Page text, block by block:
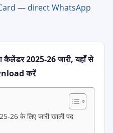
— direct WhatsApp
कैलेंडर 2025-26 जारी, यहाँ से
करें
26 के लिए जारी खाली पद